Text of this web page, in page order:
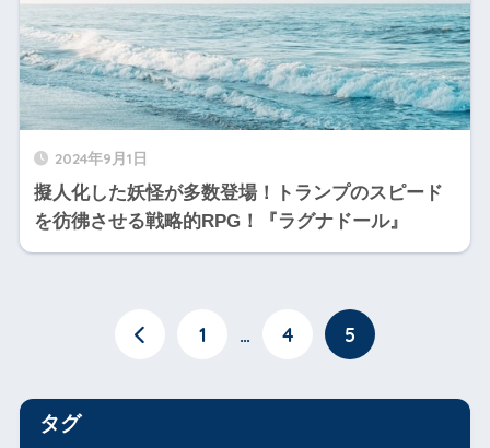
2024年9月1日
擬人化した妖怪が多数登場！トランプのスピード
を彷彿させる戦略的RPG！『ラグナドール』
1 … 4 5
タグ